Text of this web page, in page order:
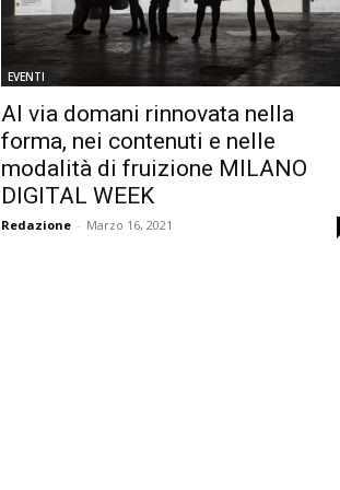
EVENTI
Al via domani rinnovata nella
forma, nei contenuti e nelle
modalità di fruizione MILANO
DIGITAL WEEK
Redazione - Marzo 16, 2021